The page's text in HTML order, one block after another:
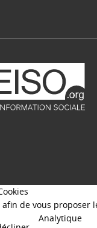
de vous
Analytique